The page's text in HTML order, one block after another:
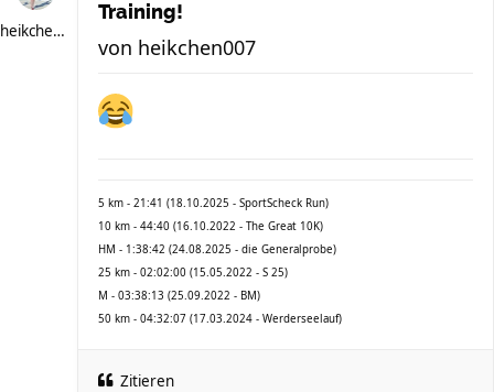
heikchen007
Training!
von heikchen007
5 km - 21:41 (18.10.2025 - SportScheck Run)
10 km - 44:40 (16.10.2022 - The Great 10K)
HM - 1:38:42 (24.08.2025 - die Generalprobe)
25 km - 02:02:00 (15.05.2022 - S 25)
M - 03:38:13 (25.09.2022 - BM)
50 km - 04:32:07 (17.03.2024 - Werderseelauf)
Zitieren